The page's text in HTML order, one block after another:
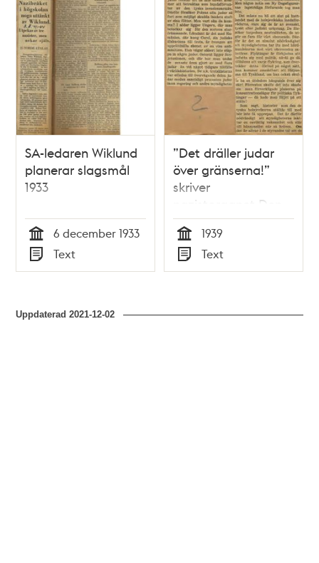
SA-ledaren Wiklund
planerar slagsmål
1933
Tid
6 december 1933
Typ
Text
”Det dräller judar
över gränserna!”
skriver
nazistorganet Den
Svenske 1939
Tid
1939
Typ
Text
Uppdaterad2021-12-02